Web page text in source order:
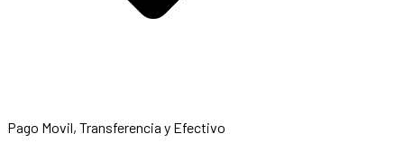
Pago Movil, Transferencia y Efectivo